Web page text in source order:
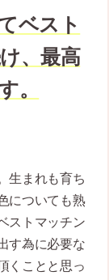
ベスト
、最高
。
生まれも育ち
についても熟
ストマッチン
す為に必要な
くことと思っ